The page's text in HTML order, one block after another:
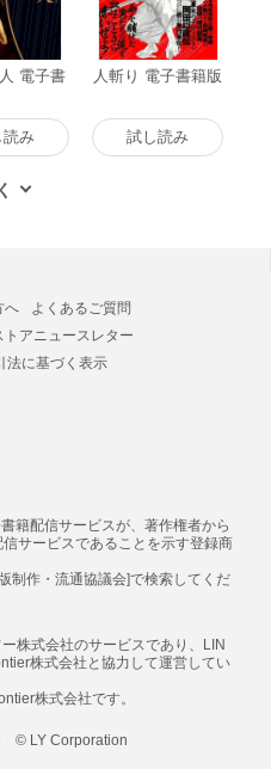
電子書
読み
人斬り 電子書籍版
試し読み
へ
よくあるご質問
トアニュースレター
法に基づく表示
籍配信サービスが、著作権者から
サービスであることを示す登録商
制作・流通協議会]で検索してくだ
株式会社のサービスであり、LIN
株式会社と協力して運営してい
株式会社です。
© LY Corporation